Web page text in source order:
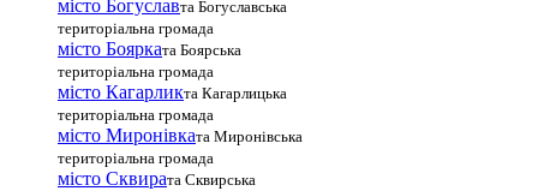
місто Богуславта Богуславська
територіальна громада
місто Боярката Боярська
територіальна громада
місто Кагарликта Кагарлицька
територіальна громада
місто Миронівката Миронівська
територіальна громада
місто Сквирата Сквирська